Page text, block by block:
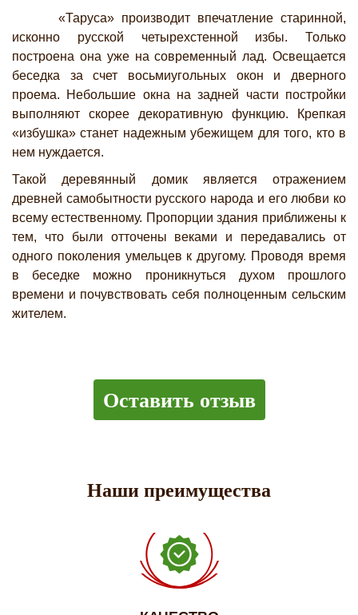
«Таруса» производит впечатление старинной,
исконно русской четырехстенной избы. Только
построена она уже на современный лад. Освещается
беседка за счет восьмиугольных окон и дверного
проема. Небольшие окна на задней части постройки
выполняют скорее декоративную функцию. Крепкая
«избушка» станет надежным убежищем для того, кто в
нем нуждается.
Такой деревянный домик является отражением
древней самобытности русского народа и его любви ко
всему естественному. Пропорции здания приближены к
тем, что были отточены веками и передавались от
одного поколения умельцев к другому. Проводя время
в беседке можно проникнуться духом прошлого
времени и почувствовать себя полноценным сельским
жителем.
Оставить отзыв
Наши преимущества